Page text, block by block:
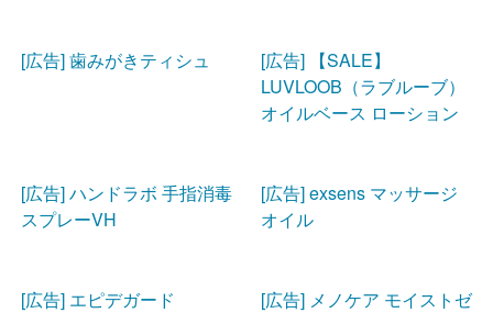
[広告] 歯みがきティシュ
[広告] 【SALE】
LUVLOOB（ラブルーブ）
オイルベース ローション
[広告] ハンドラボ 手指消毒
スプレーVH
[広告] exsens マッサージ
オイル
[広告] エピデガード
[広告] メノケア モイストゼ